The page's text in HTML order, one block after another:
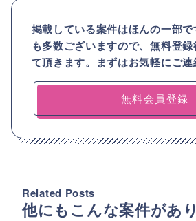
掲載している案件はほんの一部
も多数ございますので、無料登
て頂きます。まずはお気軽にご連
無料会員登録
Related Posts
他にもこんな案件があ